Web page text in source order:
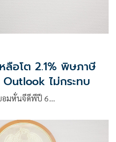
อโต 2.1% พิษภาษี
ไม่กระทบ
อมหั่นจีดีพีปี 6…